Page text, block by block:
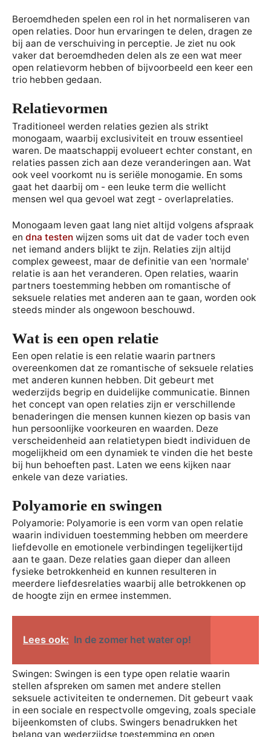
Beroemdheden spelen een rol in het normaliseren van
open relaties. Door hun ervaringen te delen, dragen ze
bij aan de verschuiving in perceptie. Je ziet nu ook
vaker dat beroemdheden delen als ze een wat meer
open relatievorm hebben of bijvoorbeeld een keer een
trio hebben gedaan.
Relatievormen
Traditioneel werden relaties gezien als strikt
monogaam, waarbij exclusiviteit en trouw essentieel
waren. De maatschappij evolueert echter constant, en
relaties passen zich aan deze veranderingen aan. Wat
ook veel voorkomt nu is seriële monogamie. En soms
gaat het daarbij om - een leuke term die wellicht
mensen wel qua gevoel wat zegt - overlaprelaties.
Monogaam leven gaat lang niet altijd volgens afspraak
en dna testen wijzen soms uit dat de vader toch even
net iemand anders blijkt te zijn. Relaties zijn altijd
complex geweest, maar de definitie van een 'normale'
relatie is aan het veranderen. Open relaties, waarin
partners toestemming hebben om romantische of
seksuele relaties met anderen aan te gaan, worden ook
steeds minder als ongewoon beschouwd.
Wat is een open relatie
Een open relatie is een relatie waarin partners
overeenkomen dat ze romantische of seksuele relaties
met anderen kunnen hebben. Dit gebeurt met
wederzijds begrip en duidelijke communicatie. Binnen
het concept van open relaties zijn er verschillende
benaderingen die mensen kunnen kiezen op basis van
hun persoonlijke voorkeuren en waarden. Deze
verscheidenheid aan relatietypen biedt individuen de
mogelijkheid om een dynamiek te vinden die het beste
bij hun behoeften past. Laten we eens kijken naar
enkele van deze variaties.
Polyamorie en swingen
Polyamorie: Polyamorie is een vorm van open relatie
waarin individuen toestemming hebben om meerdere
liefdevolle en emotionele verbindingen tegelijkertijd
aan te gaan. Deze relaties gaan dieper dan alleen
fysieke betrokkenheid en kunnen resulteren in
meerdere liefdesrelaties waarbij alle betrokkenen op
de hoogte zijn en ermee instemmen.
Lees ook: In de zomer het water op!
Swingen: Swingen is een type open relatie waarin
stellen afspreken om samen met andere stellen
seksuele activiteiten te ondernemen. Dit gebeurt vaak
in een sociale en respectvolle omgeving, zoals speciale
bijeenkomsten of clubs. Swingers benadrukken het
belang van wederzijdse toestemming en open